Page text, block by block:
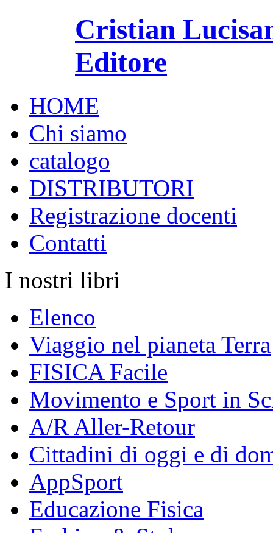
Cristian
Editore
HOME
Chi siamo
catalogo
DISTRIBUTORI
Registrazione docenti
Contatti
I nostri libri
Elenco
Viaggio nel pianeta Terra
FISICA Facile
Movimento e Sport in
A/R Aller-Retour
Cittadini di oggi e di
AppSport
Educazione Fisica